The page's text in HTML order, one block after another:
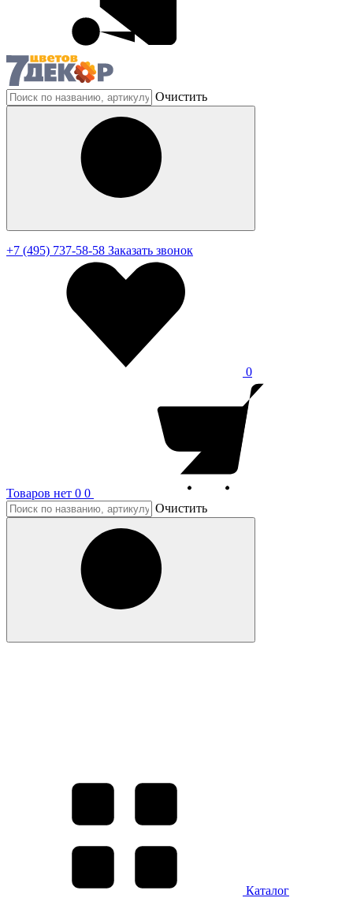
Очистить
+7 (495) 737-58-58 Заказать звонок
0
Товаров нет 0 0
Очистить
Каталог